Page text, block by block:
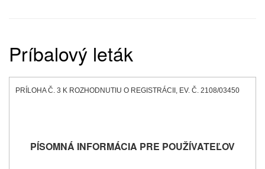
Príbalový leták
PRÍLOHA Č. 3 K ROZHODNUTIU O REGISTRÁCII, EV. Č. 2108/03450
PÍSOMNÁ INFORMÁCIA PRE POUŽÍVATEĽOV